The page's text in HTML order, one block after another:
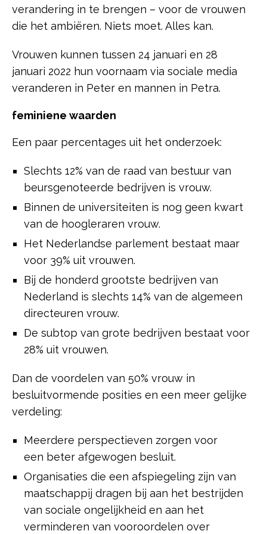
verandering in te brengen – voor de vrouwen
die het ambiëren. Niets moet. Alles kan.
Vrouwen kunnen tussen 24 januari en 28
januari 2022 hun voornaam via sociale media
veranderen in Peter en mannen in Petra.
feminiene waarden
Een paar percentages uit het onderzoek:
Slechts 12% van de raad van bestuur van
beursgenoteerde bedrijven is vrouw.
Binnen de universiteiten is nog geen kwart
van de hoogleraren vrouw.
Het Nederlandse parlement bestaat maar
voor 39% uit vrouwen.
Bij de honderd grootste bedrijven van
Nederland is slechts 14% van de algemeen
directeuren vrouw.
De subtop van grote bedrijven bestaat voor
28% uit vrouwen.
Dan de voordelen van 50% vrouw in
besluitvormende posities en een meer gelijke
verdeling:
Meerdere perspectieven zorgen voor
een beter afgewogen besluit.
Organisaties die een afspiegeling zijn van
maatschappij dragen bij aan het bestrijden
van sociale ongelijkheid en aan het
verminderen van vooroordelen over